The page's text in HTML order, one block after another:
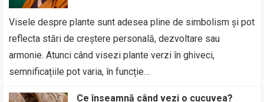
Visele despre plante sunt adesea pline de simbolism și pot
reflecta stări de creștere personală, dezvoltare sau
armonie. Atunci când visezi plante verzi în ghiveci,
semnificațiile pot varia, în funcție…
Ce înseamnă când vezi o cucuvea?